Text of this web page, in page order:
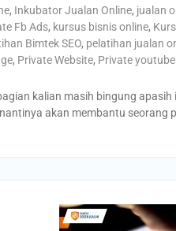
, Inkubator Jualan Online, jualan
Fb Ads, kursus bisnis online,
Bimtek SEO, pelatihan jualan
, Private Website, Private
kalian masih bingung
akan membantu seorang